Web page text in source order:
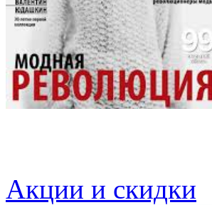
Акции и скидки